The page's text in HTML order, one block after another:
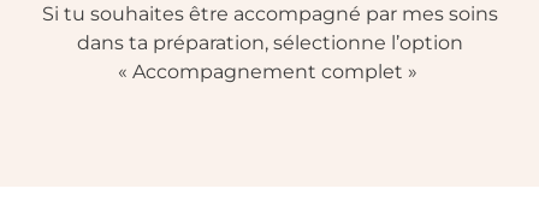
Si tu souhaites être accompagné par mes soins
dans ta préparation, sélectionne l’option
« Accompagnement complet »